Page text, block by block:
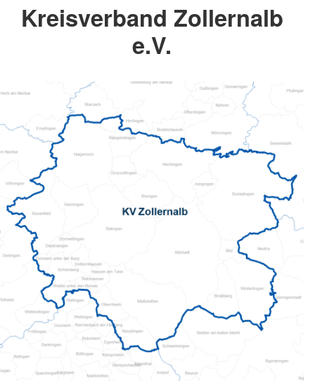
Kreisverband Zollernalb
e.V.